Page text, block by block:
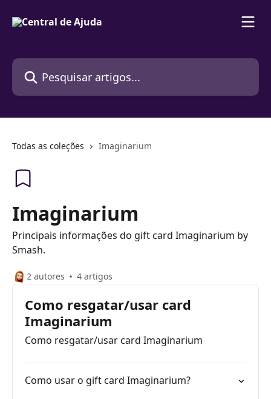
Pesquisar artigos...
Todas as coleções Imaginarium
Imaginarium
Principais informações do gift card Imaginarium by
Smash.
2 autores 4 artigos
Como resgatar/usar card
Imaginarium
Como resgatar/usar card Imaginarium
Como usar o gift card Imaginarium?